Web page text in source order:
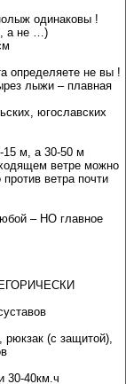
одинаковы !
а не …)
определяете не вы !
лыжи – плавная
югославских
15 м, а 30-50 м
ветре можно
ветра почти
– НО главное
(с защитой),
30-40км.ч